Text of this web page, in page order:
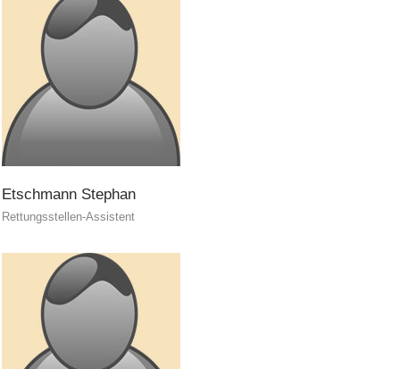
Interventi
Etschmann Stephan
Rettungsstellen-Assistent